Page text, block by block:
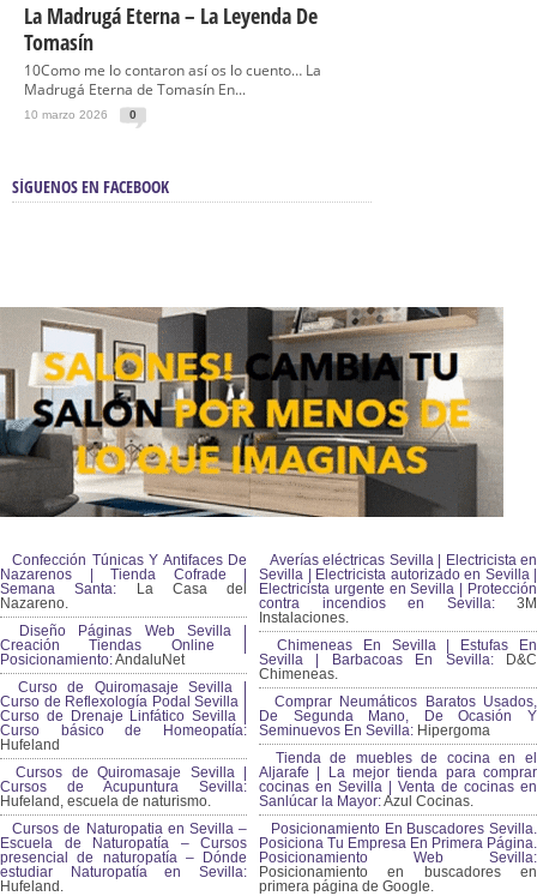
La Madrugá Eterna – La Leyenda De
Tomasín
10Como me lo contaron así os lo cuento… La
Madrugá Eterna de Tomasín En...
10 marzo 2026 0
SÍGUENOS EN FACEBOOK
Confección Túnicas Y Antifaces De
Nazarenos | Tienda Cofrade |
Semana Santa: La Casa del
Nazareno.
Diseño Páginas Web Sevilla |
Creación Tiendas Online |
Posicionamiento:AndaluNet
Curso de Quiromasaje Sevilla |
Curso de Reflexología Podal Sevilla |
Curso de Drenaje Linfático Sevilla |
Curso básico de Homeopatía:
Hufeland
Cursos de Quiromasaje Sevilla |
Cursos de Acupuntura Sevilla:
Hufeland, escuela de naturismo.
Cursos de Naturopatia en Sevilla –
Escuela de Naturopatía – Cursos
presencial de naturopatía – Dónde
estudiar Naturopatía en Sevilla:
Hufeland.
Averías eléctricas Sevilla | Electricista en
Sevilla | Electricista autorizado en Sevilla |
Electricista urgente en Sevilla | Protección
contra incendios en Sevilla:3M
Instalaciones.
Chimeneas En Sevilla | Estufas En
Sevilla | Barbacoas En Sevilla:D&C
Chimeneas.
Comprar Neumáticos Baratos Usados,
De Segunda Mano, De Ocasión Y
Seminuevos En Sevilla: Hipergoma
Tienda de muebles de cocina en el
Aljarafe | La mejor tienda para comprar
cocinas en Sevilla | Venta de cocinas en
Sanlúcar la Mayor:Azul Cocinas.
Posicionamiento En Buscadores Sevilla.
Posiciona Tu Empresa En Primera Página.
Posicionamiento Web Sevilla:
Posicionamiento en buscadores en
primera página de Google.